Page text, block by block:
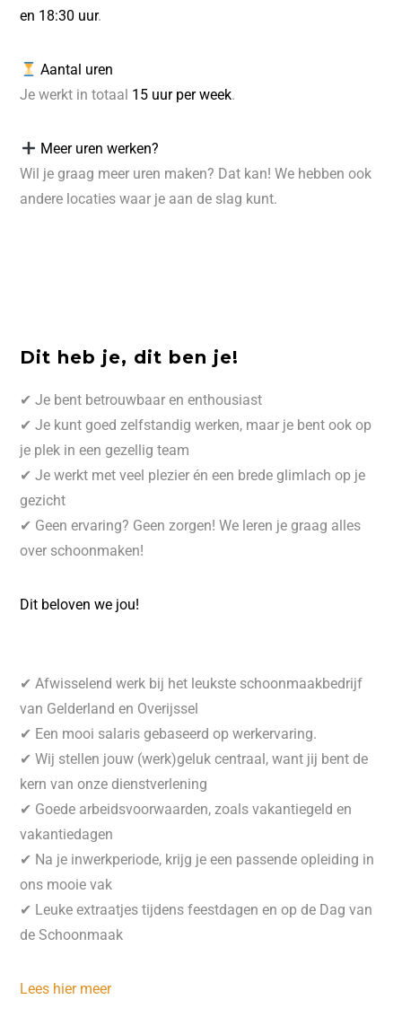
en 18:30 uur.
Aantal uren
Je werkt in totaal 15 uur per week.
Meer uren werken?
Wil je graag meer uren maken? Dat kan! We hebben ook
andere locaties waar je aan de slag kunt.
Dit heb je, dit ben je!
✔ Je bent betrouwbaar en enthousiast
✔ Je kunt goed zelfstandig werken, maar je bent ook op
je plek in een gezellig team
✔ Je werkt met veel plezier én een brede glimlach op je
gezicht
✔ Geen ervaring? Geen zorgen! We leren je graag alles
over schoonmaken!
Dit beloven we jou!
✔ Afwisselend werk bij het leukste schoonmaakbedrijf
van Gelderland en Overijssel
✔ Een mooi salaris gebaseerd op werkervaring.
✔ Wij stellen jouw (werk)geluk centraal, want jij bent de
kern van onze dienstverlening
✔ Goede arbeidsvoorwaarden, zoals vakantiegeld en
vakantiedagen
✔ Na je inwerkperiode, krijg je een passende opleiding in
ons mooie vak
✔ Leuke extraatjes tijdens feestdagen en op de Dag van
de Schoonmaak
Lees hier meer